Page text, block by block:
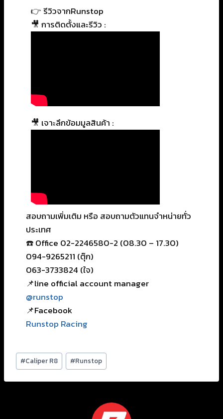
👉 รีวิวจากRunstop
🎥 การติดตั้งและรีวิว :
🎥 เจาะลึกข้อมมูลสินค้า :
สอบถามเพิ่มเติม หรือ สอบถามตัวแทนจำหน่ายทั่ว
ประเทศ
☎️ Office 02-2246580-2 (08.30 – 17.30)
094-9265211 (ตุ๊ก)
063-3733824 (ใจ)
📌line official account manager
@runstop
📌Facebook
Runstop Racing
#Caliper R8 #Runstop